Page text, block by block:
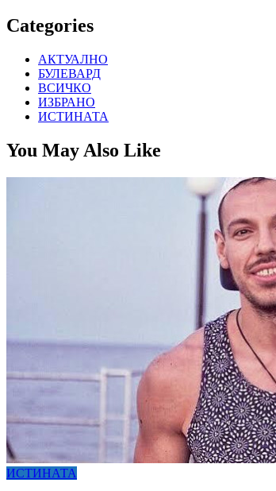
Categories
АКТУАЛНО
БУЛЕВАРД
ВСИЧКО
ИЗБРАНО
ИСТИНАТА
You May Also Like
ИСТИНАТА